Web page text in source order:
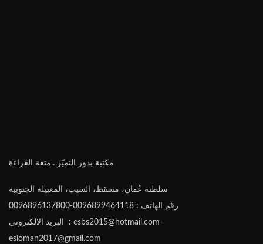
مكتبة بذور التميّز ..متعة القراءة
سلطنة عُمان، مسقط، السيب، المعبيلة الجنوبية
رقم الهاتف : 0096899464118-0096896137800
البريد الالكتروني : esbs2015@hotmail.com-
esioman2017@gmail.com